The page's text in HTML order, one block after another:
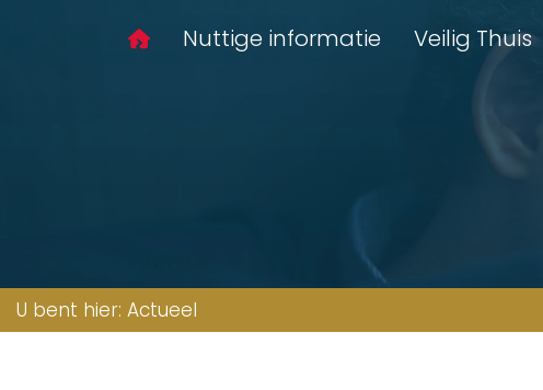
Nuttige informatie Veilig Thuis
U bent hier: Actueel